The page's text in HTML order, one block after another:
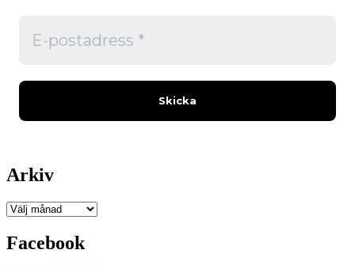
Arkiv
Arkiv
Facebook